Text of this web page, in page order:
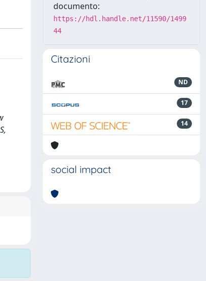
documento:
https://hdl.handle.net/11590/1499
44
Citazioni
ND
17
14
social impact